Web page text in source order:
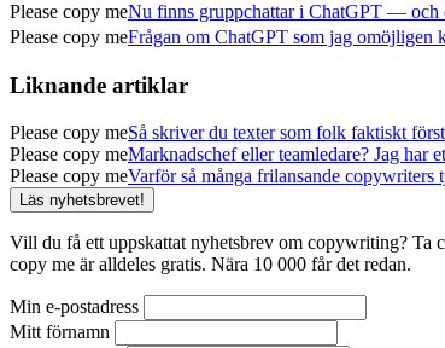
Please copy meNu finns gruppchattar i ChatGPT — och
Please copy meFrågan om ChatGPT som jag omöjligen
Liknande artiklar
Please copy meSå skriver du texter som folk faktiskt
Please copy meMarknadschef eller teamledare? Jag har
Please copy meVarför så många frilansande
Läs nyhetsbrevet!
Vill du få ett uppskattat nyhetsbrev om copywriting? Ta
copy me är alldeles gratis. Nära 10 000 får det redan.
Min e-postadress
Mitt förnamn